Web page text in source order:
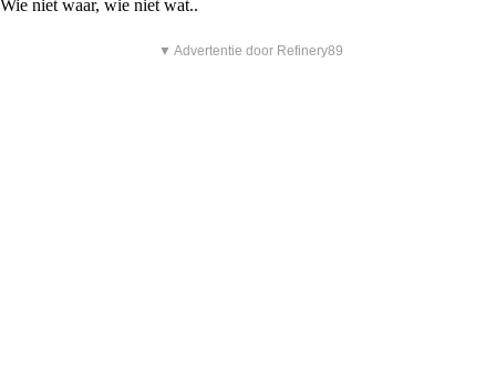
Wie niet waar, wie niet wat..
▼ Advertentie door Refinery89